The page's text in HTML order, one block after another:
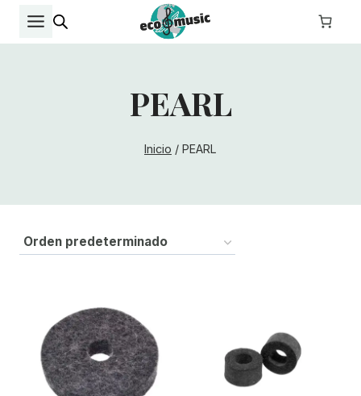
PEARL
Inicio / PEARL